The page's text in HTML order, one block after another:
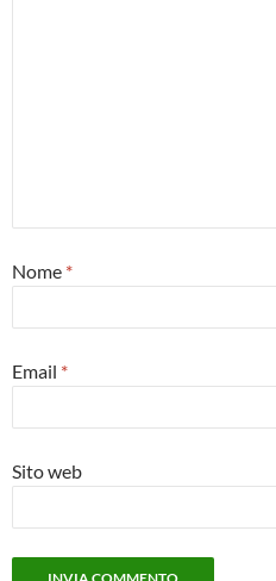
Nome *
Email *
Sito web